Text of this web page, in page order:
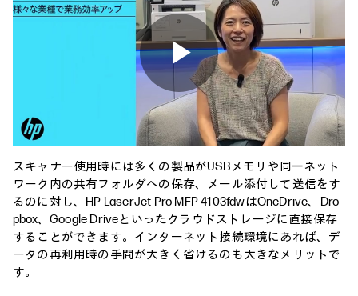
Play
Video
スキャナー使用時には多くの製品がUSBメモリや同一ネット
ワーク内の共有フォルダへの保存、メール添付して送信をす
るのに対し、HP LaserJet Pro MFP 4103fdwはOneDrive、Dro
pbox、Google Driveといったクラウドストレージに直接保存
することができます。インターネット接続環境にあれば、デ
ータの再利用時の手間が大きく省けるのも大きなメリットで
す。